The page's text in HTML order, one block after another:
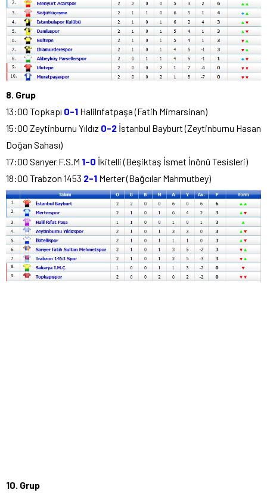
8. Grup
13:00 Topkapı 0-1 Halilrıfatpaşa (Fatih Mimarsinan)
15:00 Zeytinburnu Yıldız 0-2 İstanbul Bayburt (Zeytinburnu Hasan
Doğan Sahası)
17:00 Sarıyer F.S.M 1-0 İkitelli (Beşiktaş İsmet İnönü Tesisleri)
18:00 Trabzon 1453 2-1 Merter (Bağcılar Mahmutbey)
10. Grup